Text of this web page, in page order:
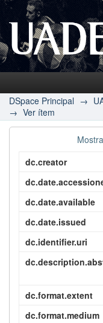
UADE
DSpace Principal →
→ Ver ítem
dc.creator
dc.date.available
dc.date.issued
dc.identifier.uri
dc.format.extent
dc.format.medium